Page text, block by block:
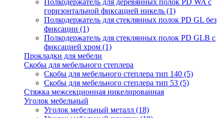
Полкодержатель для деревянных полок PD WA с
горизонтальной фиксацией никель (1)
Полкодержатель для стеклянных полок PD GL без
фиксации (1)
Полкодержатель для стеклянных полок PD GLВ с
фиксацией хром (1)
Прокладки для мебели
Скобы для мебельного степлера
Скобы для мебельного степлера тип 140 (5)
Скобы для мебельного степлера тип 53 (5)
Стяжка межсекционная никелированная
Уголок мебельный
Уголок мебельный металл (18)